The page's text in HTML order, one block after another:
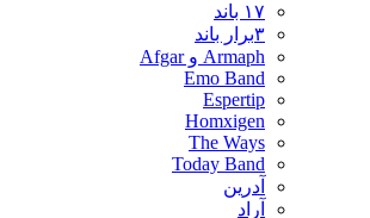
۱۷ باند
۳برار باند
Armaph و Afgar
Emo Band
Espertip
Homxigen
The Ways
Today Band
آدرین
آراد